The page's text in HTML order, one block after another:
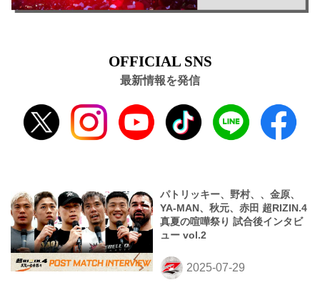
OFFICIAL SNS
最新情報を発信
パトリッキー、野村、、金原、
YA-MAN、秋元、赤田 超RIZIN.4
真夏の喧嘩祭り 試合後インタビ
ュー vol.2